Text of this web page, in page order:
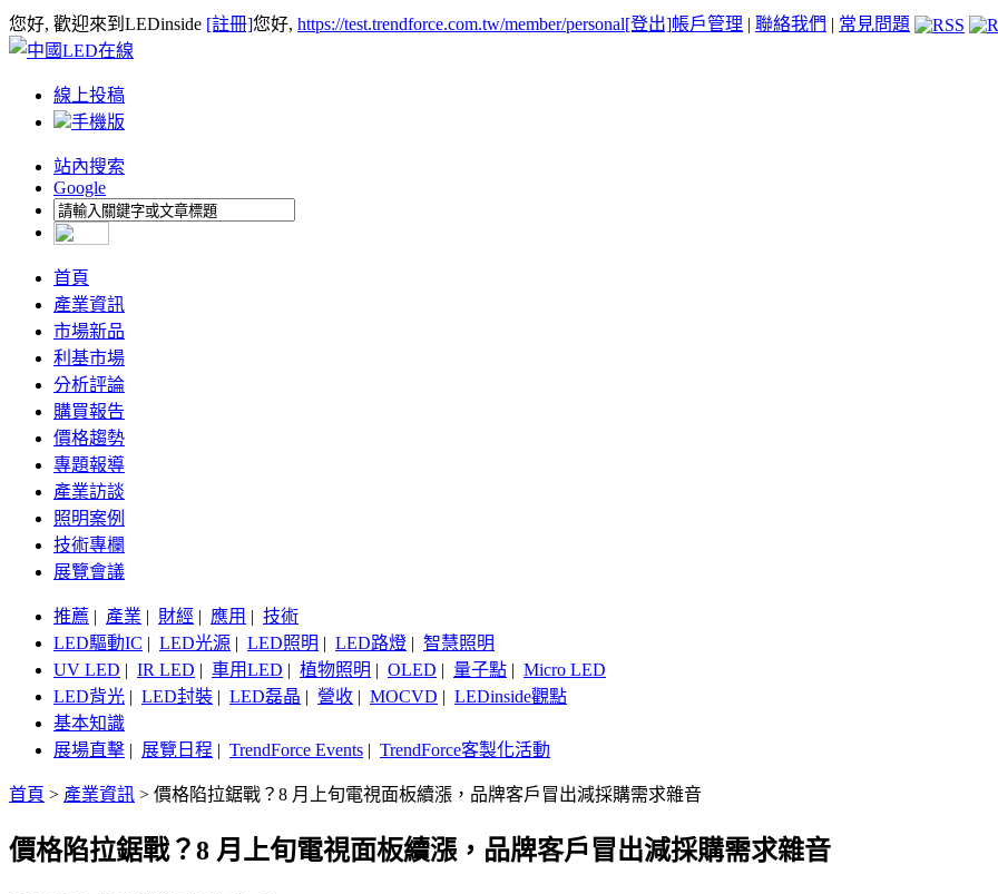
您好, 歡迎來到LEDinside [註冊]您好, https://test.trendforce.com.tw/member/personal[登出]帳戶管理 | 聯絡我們 | 常見問題
線上投稿
手機版
站內搜索
Google
首頁
產業資訊
市場新品
利基市場
分析評論
購買報告
價格趨勢
專題報導
產業訪談
照明案例
技術專欄
展覽會議
推薦 | 產業 | 財經 | 應用 | 技術
LED驅動IC | LED光源 | LED照明 | LED路燈 | 智慧照明
UV LED | IR LED | 車用LED | 植物照明 | OLED | 量子點 | Micro LED
LED背光 | LED封裝 | LED磊晶 | 營收 | MOCVD | LEDinside觀點
基本知識
展場直擊 | 展覽日程 | TrendForce Events | TrendForce客製化活動
首頁 > 產業資訊 > 價格陷拉鋸戰？8 月上旬電視面板續漲，品牌客戶冒出減採購需求雜音
價格陷拉鋸戰？8 月上旬電視面板續漲，品牌客戶冒出減採購需求雜音